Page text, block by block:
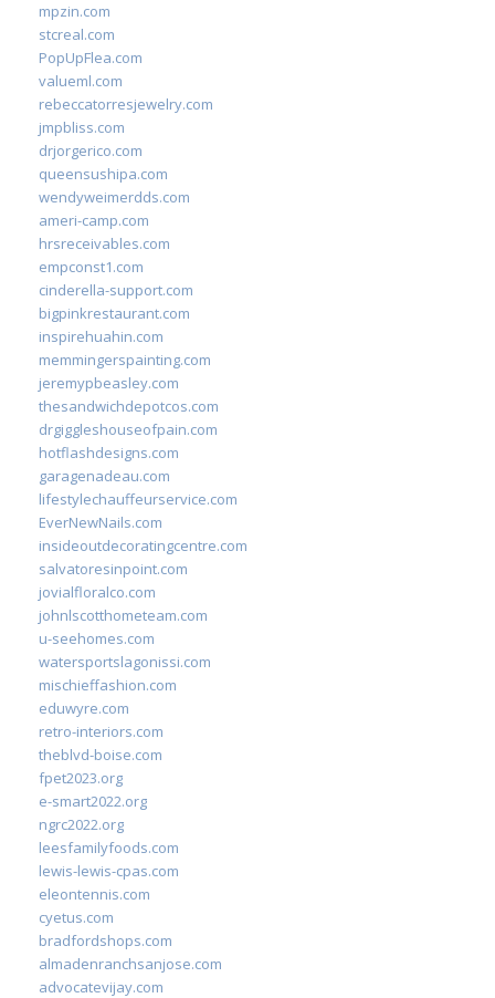
mpzin.com
stcreal.com
PopUpFlea.com
valueml.com
rebeccatorresjewelry.com
jmpbliss.com
drjorgerico.com
queensushipa.com
wendyweimerdds.com
ameri-camp.com
hrsreceivables.com
empconst1.com
cinderella-support.com
bigpinkrestaurant.com
inspirehuahin.com
memmingerspainting.com
jeremypbeasley.com
thesandwichdepotcos.com
drgiggleshouseofpain.com
hotflashdesigns.com
garagenadeau.com
lifestylechauffeurservice.com
EverNewNails.com
insideoutdecoratingcentre.com
salvatoresinpoint.com
jovialfloralco.com
johnlscotthometeam.com
u-seehomes.com
watersportslagonissi.com
mischieffashion.com
eduwyre.com
retro-interiors.com
theblvd-boise.com
fpet2023.org
e-smart2022.org
ngrc2022.org
leesfamilyfoods.com
lewis-lewis-cpas.com
eleontennis.com
cyetus.com
bradfordshops.com
almadenranchsanjose.com
advocatevijay.com